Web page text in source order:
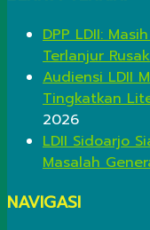
DPP LDII:
Terlanjur Rusak
Audiensi LDII
Tingkatkan
2026
LDII Sidoarjo
Masalah
NAVIGASI